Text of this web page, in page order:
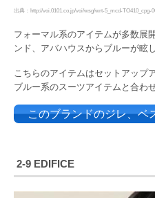
出典：http://voi.0101.co.jp/voi/wsg/wrt-5_mcd-TO410_cpg-
フォーマル系のアイテムが多数展
ンド、アバハウスからブルーが眩
こちらのアイテムはセットアップ
ブルー系のスーツアイテムと合わ
このブランドのジレ、ベ
2-9 EDIFICE